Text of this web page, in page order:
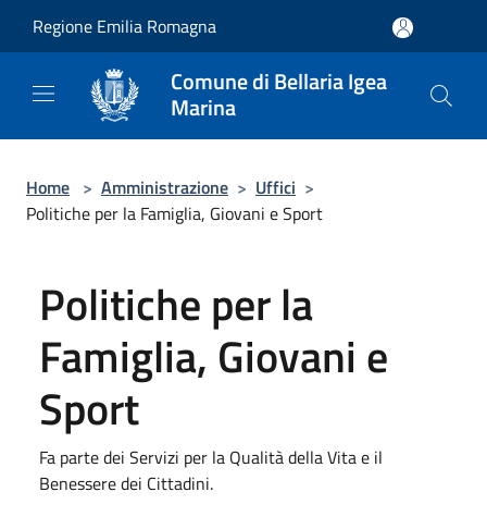
Regione Emilia Romagna
Comune di Bellaria Igea
Marina
Home > Amministrazione > Uffici >
Politiche per la Famiglia, Giovani e Sport
Politiche per la
Famiglia, Giovani e
Sport
Fa parte dei Servizi per la Qualità della Vita e il
Benessere dei Cittadini.